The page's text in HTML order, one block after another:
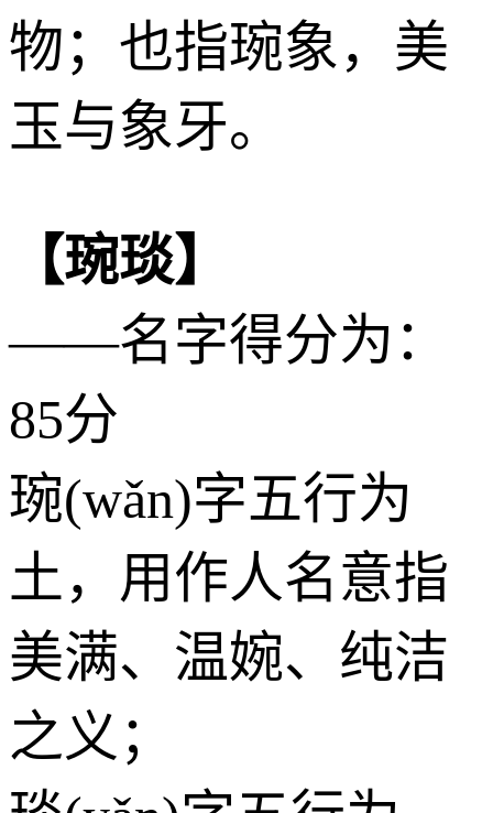
物；也指琬象，美
玉与象牙。
【琬琰】
——名字得分为：
85分
琬(wǎn)字五行为
土，用作人名意指
美满、温婉、纯洁
之义；